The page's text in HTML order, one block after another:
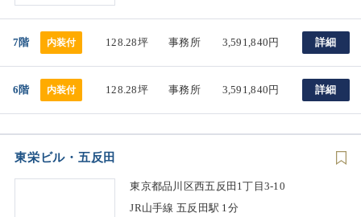
7階 内装付 128.28坪 事務所 3,591,840円 詳細
6階 内装付 128.28坪 事務所 3,591,840円 詳細
東栄ビル・五反田
東京都品川区西五反田1丁目3-10
JR山手線 五反田駅 1分